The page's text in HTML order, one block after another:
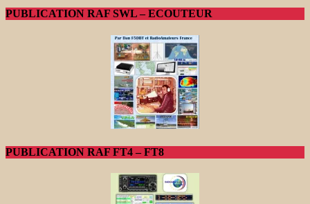
PUBLICATION RAF SWL – ECOUTEUR
PUBLICATION RAF FT4 – FT8